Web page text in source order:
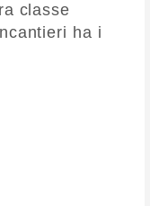
classe
ha i